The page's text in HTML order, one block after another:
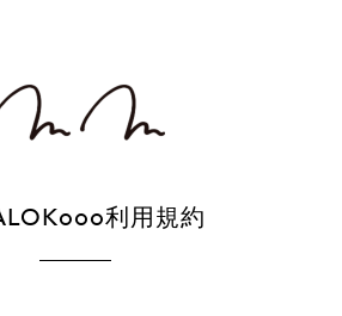
利用規約